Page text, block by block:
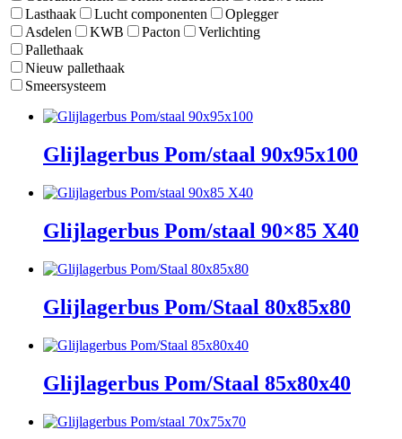
Lasthaak
Lucht componenten
Oplegger
Asdelen
KWB Pacton
Verlichting
Pallethaak
Nieuw pallethaak
Smeersysteem
Glijlagerbus Pom/staal 90x95x100
Glijlagerbus Pom/staal 90×85 X40
Glijlagerbus Pom/Staal 80x85x80
Glijlagerbus Pom/Staal 85x80x40